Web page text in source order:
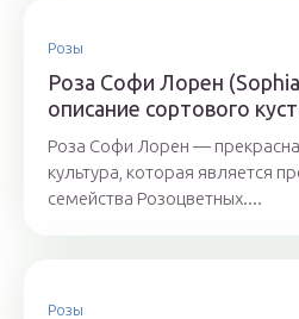
Розы
Роза Софи Лорен
описание сортового
Роза Софи Лорен —
культура, которая является
семейства Розоцветных....
Розы